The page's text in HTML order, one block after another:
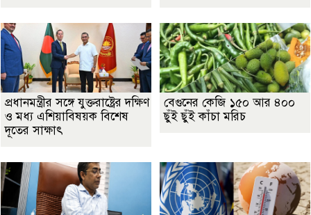
প্রধানমন্ত্রীর সঙ্গে যুক্তরাষ্ট্রের দক্ষিণ
ও মধ্য এশিয়াবিষয়ক বিশেষ
দূতের সাক্ষাৎ
বেগুনের কেজি ১৫০ আর ৪০০
ছুঁই ছুঁই কাঁচা মরিচ